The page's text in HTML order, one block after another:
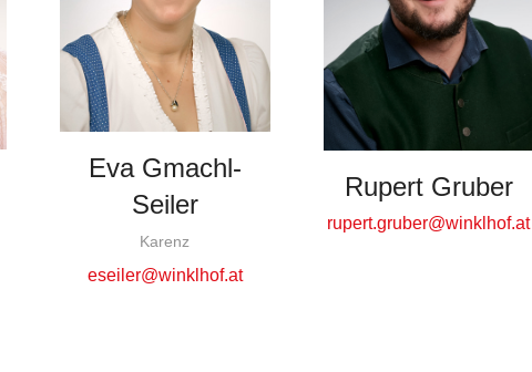
Eva Gmachl-
Seiler
Karenz
eseiler@winklhof.at
Rupert Gruber
rupert.gruber@winklhof.at